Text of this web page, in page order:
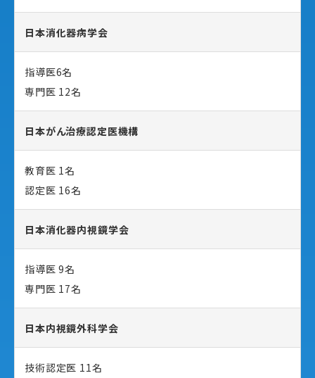
日本消化器病学会
指導医6名
専門医 12名
日本がん治療認定医機構
教育医 1名
認定医 16名
日本消化器内視鏡学会
指導医 9名
専門医 17名
日本内視鏡外科学会
技術認定医 11名